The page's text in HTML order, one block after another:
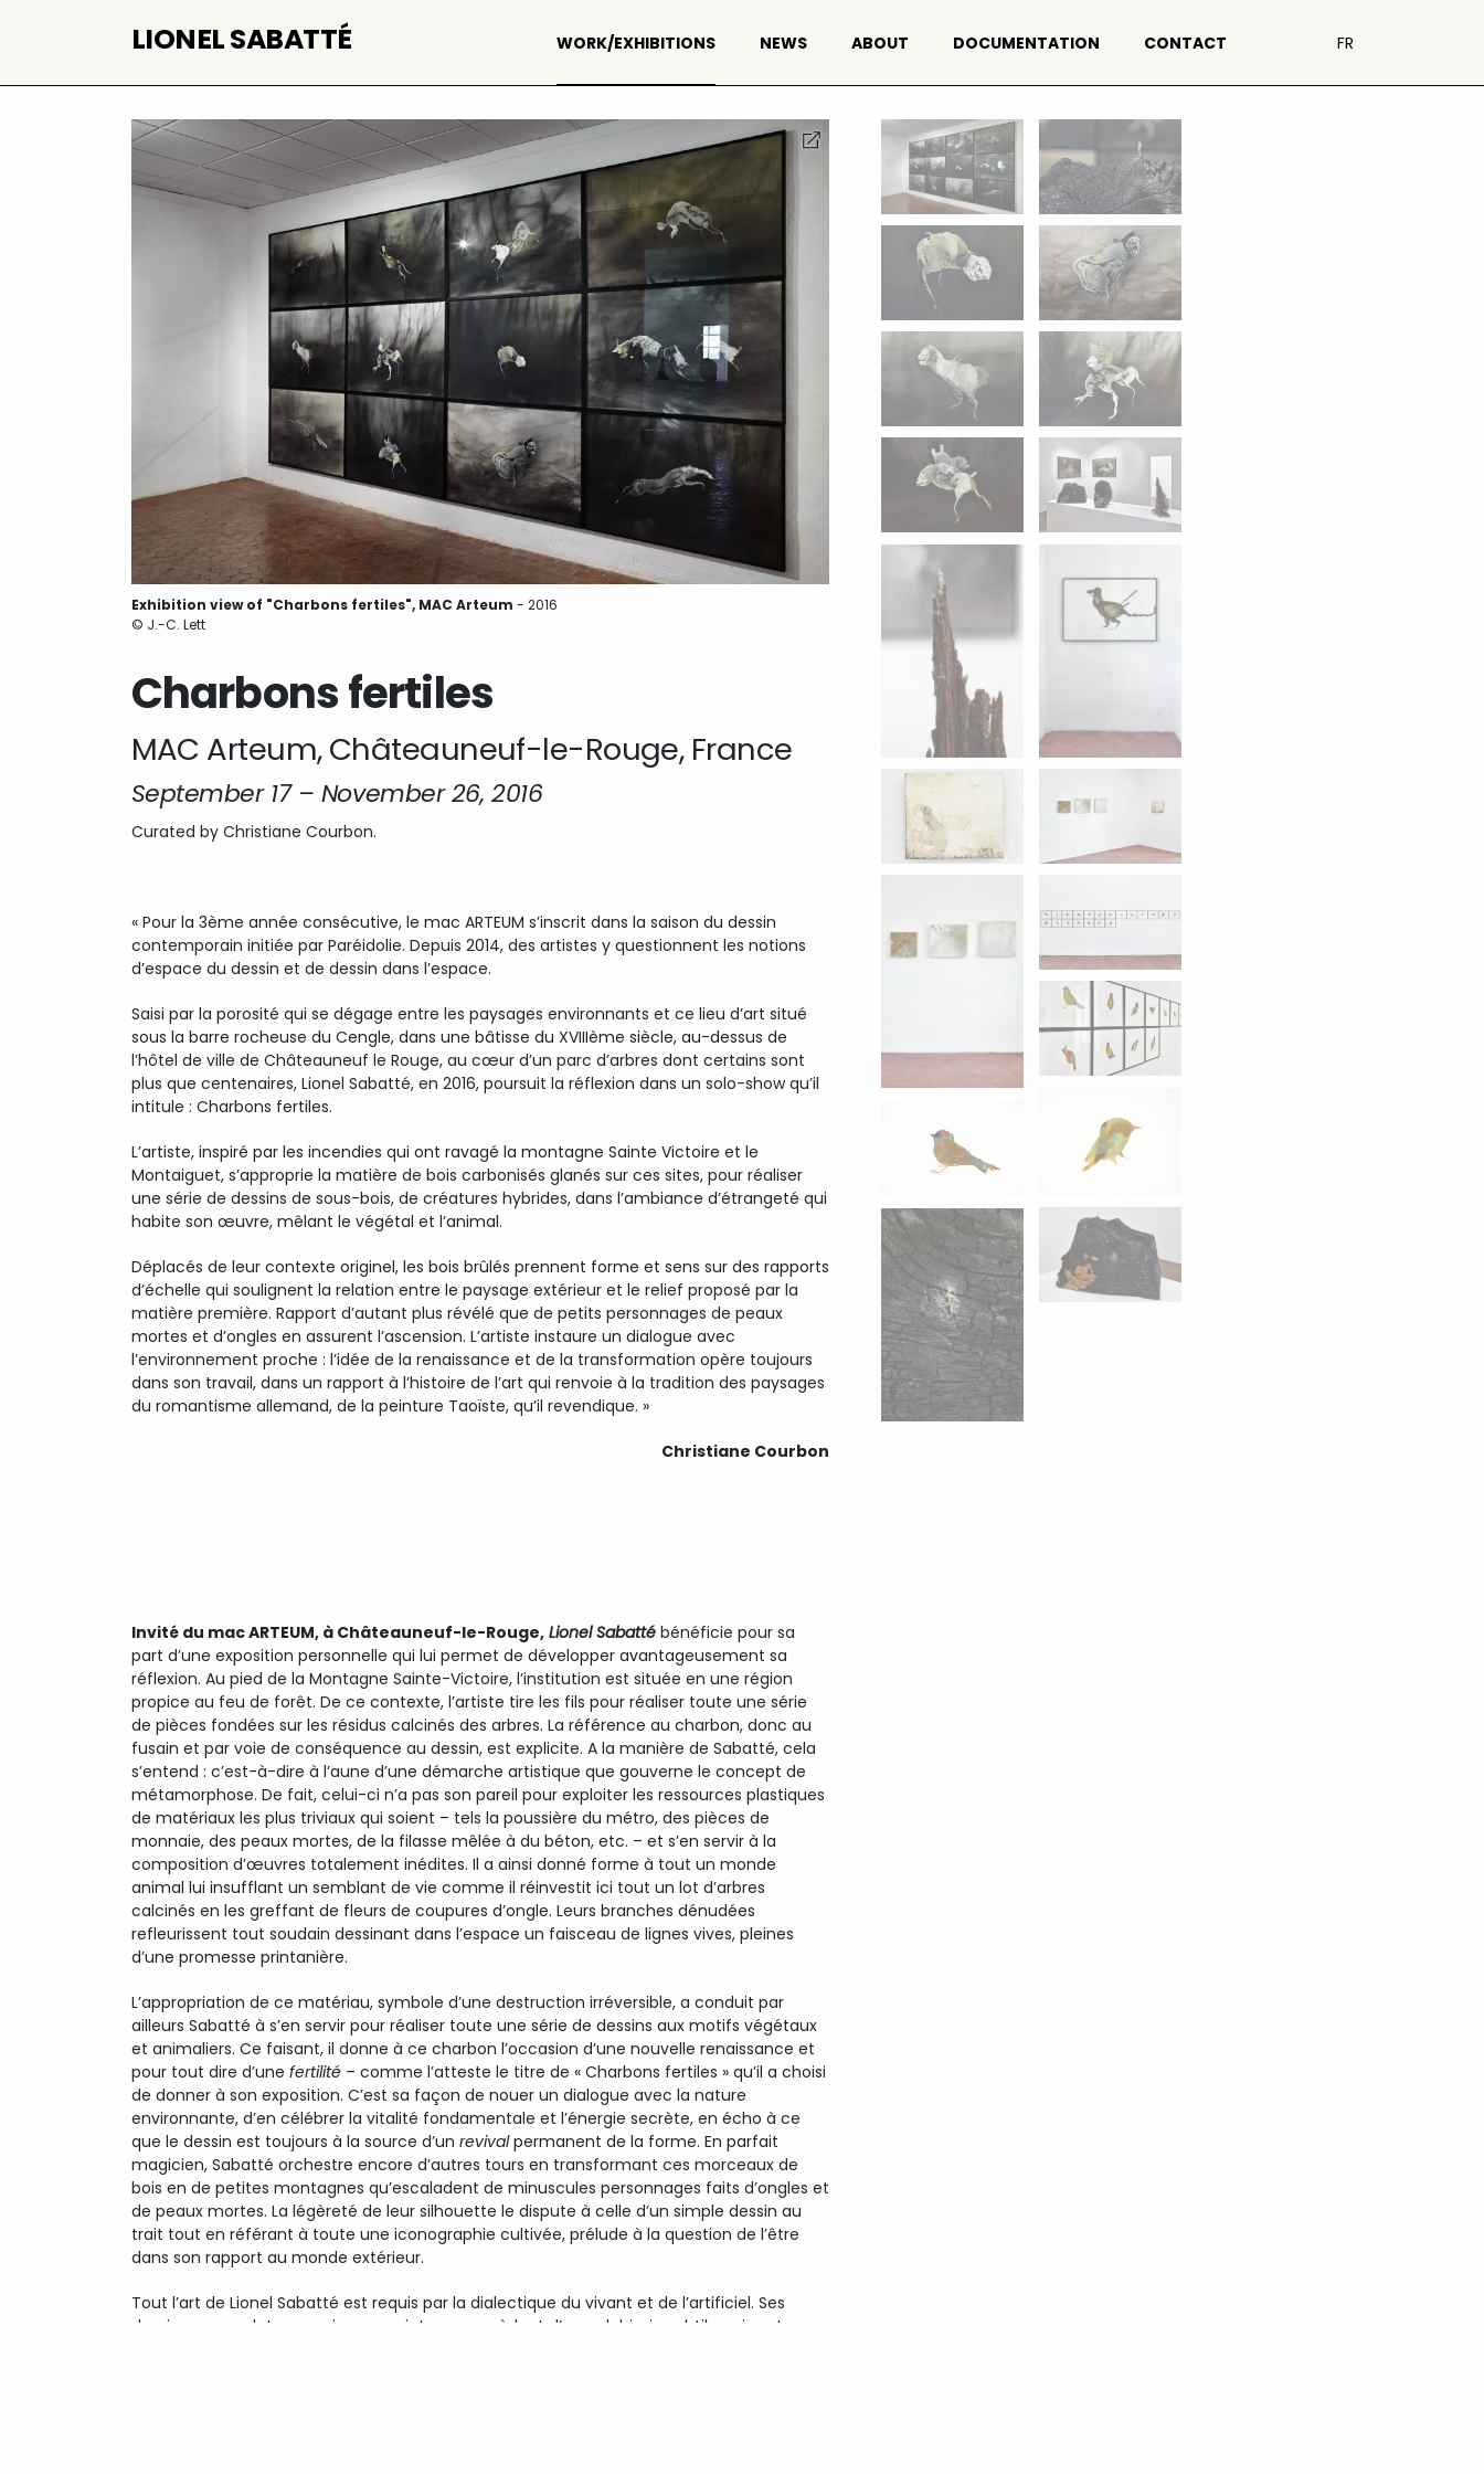
content
LIONEL SABATTÉ WORK/EXHIBITIONS NEWS ABOUT DOCUMENTATION CONTACT FR
Exhibition view of "Charbons fertiles", MAC Arteum - 2016
© J.-C. Lett
Charbons fertiles
MAC Arteum, Châteauneuf-le-Rouge, France
September 17 – November 26, 2016
Curated by Christiane Courbon.
« Pour la 3ème année consécutive, le mac ARTEUM s’inscrit dans la saison du dessin
contemporain initiée par Paréidolie. Depuis 2014, des artistes y questionnent les notions
d’espace du dessin et de dessin dans l’espace.
Saisi par la porosité qui se dégage entre les paysages environnants et ce lieu d’art situé
sous la barre rocheuse du Cengle, dans une bâtisse du XVIIIème siècle, au-dessus de
l’hôtel de ville de Châteauneuf le Rouge, au cœur d’un parc d’arbres dont certains sont
plus que centenaires, Lionel Sabatté, en 2016, poursuit la réflexion dans un solo-show qu’il
intitule : Charbons fertiles.
L’artiste, inspiré par les incendies qui ont ravagé la montagne Sainte Victoire et le
Montaiguet, s’approprie la matière de bois carbonisés glanés sur ces sites, pour réaliser
une série de dessins de sous-bois, de créatures hybrides, dans l’ambiance d’étrangeté qui
habite son œuvre, mêlant le végétal et l’animal.
Déplacés de leur contexte originel, les bois brûlés prennent forme et sens sur des rapports
d’échelle qui soulignent la relation entre le paysage extérieur et le relief proposé par la
matière première. Rapport d’autant plus révélé que de petits personnages de peaux
mortes et d’ongles en assurent l’ascension. L’artiste instaure un dialogue avec
l’environnement proche : l’idée de la renaissance et de la transformation opère toujours
dans son travail, dans un rapport à l’histoire de l’art qui renvoie à la tradition des paysages
du romantisme allemand, de la peinture Taoïste, qu’il revendique. »
Christiane Courbon
Invité du mac ARTEUM, à Châteauneuf-le-Rouge, Lionel Sabattébénéficie pour sa
part d’une exposition personnelle qui lui permet de développer avantageusement sa
réflexion. Au pied de la Montagne Sainte-Victoire, l’institution est située en une région
propice au feu de forêt. De ce contexte, l’artiste tire les fils pour réaliser toute une série
de pièces fondées sur les résidus calcinés des arbres. La référence au charbon, donc au
fusain et par voie de conséquence au dessin, est explicite. A la manière de Sabatté, cela
s’entend : c’est-à-dire à l’aune d’une démarche artistique que gouverne le concept de
métamorphose. De fait, celui-ci n’a pas son pareil pour exploiter les ressources plastiques
de matériaux les plus triviaux qui soient – tels la poussière du métro, des pièces de
monnaie, des peaux mortes, de la filasse mêlée à du béton, etc. – et s’en servir à la
composition d’œuvres totalement inédites. Il a ainsi donné forme à tout un monde
animal lui insufflant un semblant de vie comme il réinvestit ici tout un lot d’arbres
calcinés en les greffant de fleurs de coupures d’ongle. Leurs branches dénudées
refleurissent tout soudain dessinant dans l’espace un faisceau de lignes vives, pleines
d’une promesse printanière.
L’appropriation de ce matériau, symbole d’une destruction irréversible, a conduit par
ailleurs Sabatté à s’en servir pour réaliser toute une série de dessins aux motifs végétaux
et animaliers. Ce faisant, il donne à ce charbon l’occasion d’une nouvelle renaissance et
pour tout dire d’une fertilité– comme l’atteste le titre de « Charbons fertiles » qu’il a choisi
de donner à son exposition. C’est sa façon de nouer un dialogue avec la nature
environnante, d’en célébrer la vitalité fondamentale et l’énergie secrète, en écho à ce
que le dessin est toujours à la source d’un revivalpermanent de la forme. En parfait
magicien, Sabatté orchestre encore d’autres tours en transformant ces morceaux de
bois en de petites montagnes qu’escaladent de minuscules personnages faits d’ongles et
de peaux mortes. La légèreté de leur silhouette le dispute à celle d’un simple dessin au
trait tout en référant à toute une iconographie cultivée, prélude à la question de l’être
dans son rapport au monde extérieur.
Tout l’art de Lionel Sabatté est requis par la dialectique du vivant et de l’artificiel. Ses
dessins, ses sculptures, voire ses peintures procèdent d’une alchimie subtile qui met en